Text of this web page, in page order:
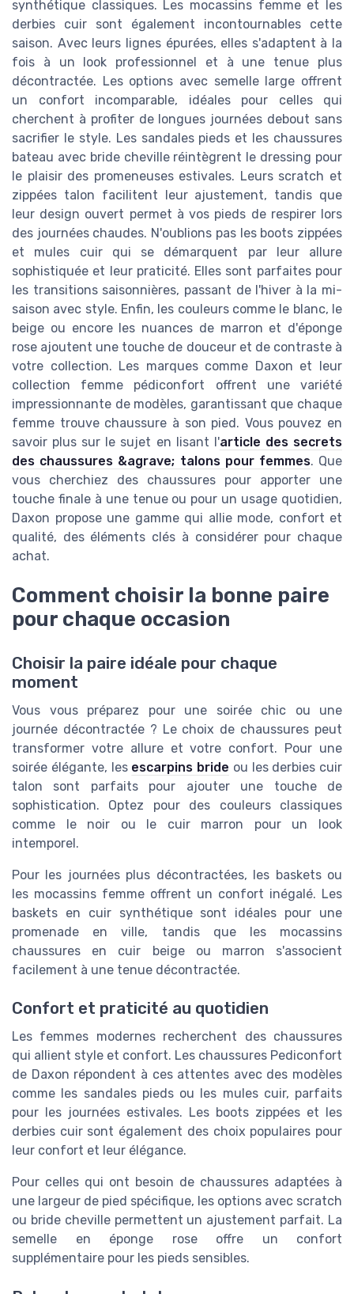
synthétique classiques. Les mocassins femme et les
derbies cuir sont également incontournables cette
saison. Avec leurs lignes épurées, elles s'adaptent à la
fois à un look professionnel et à une tenue plus
décontractée. Les options avec semelle large offrent
un confort incomparable, idéales pour celles qui
cherchent à profiter de longues journées debout sans
sacrifier le style. Les sandales pieds et les chaussures
bateau avec bride cheville réintègrent le dressing pour
le plaisir des promeneuses estivales. Leurs scratch et
zippées talon facilitent leur ajustement, tandis que
leur design ouvert permet à vos pieds de respirer lors
des journées chaudes. N'oublions pas les boots zippées
et mules cuir qui se démarquent par leur allure
sophistiquée et leur praticité. Elles sont parfaites pour
les transitions saisonnières, passant de l'hiver à la mi-
saison avec style. Enfin, les couleurs comme le blanc, le
beige ou encore les nuances de marron et d'éponge
rose ajoutent une touche de douceur et de contraste à
votre collection. Les marques comme Daxon et leur
collection femme pédiconfort offrent une variété
impressionnante de modèles, garantissant que chaque
femme trouve chaussure à son pied. Vous pouvez en
savoir plus sur le sujet en lisant l'article des secrets
des chaussures &agrave; talons pour femmes. Que
vous cherchiez des chaussures pour apporter une
touche finale à une tenue ou pour un usage quotidien,
Daxon propose une gamme qui allie mode, confort et
qualité, des éléments clés à considérer pour chaque
achat.
Comment choisir la bonne paire
pour chaque occasion
Choisir la paire idéale pour chaque
moment
Vous vous préparez pour une soirée chic ou une
journée décontractée ? Le choix de chaussures peut
transformer votre allure et votre confort. Pour une
soirée élégante, les escarpins bride ou les derbies cuir
talon sont parfaits pour ajouter une touche de
sophistication. Optez pour des couleurs classiques
comme le noir ou le cuir marron pour un look
intemporel.
Pour les journées plus décontractées, les baskets ou
les mocassins femme offrent un confort inégalé. Les
baskets en cuir synthétique sont idéales pour une
promenade en ville, tandis que les mocassins
chaussures en cuir beige ou marron s'associent
facilement à une tenue décontractée.
Confort et praticité au quotidien
Les femmes modernes recherchent des chaussures
qui allient style et confort. Les chaussures Pediconfort
de Daxon répondent à ces attentes avec des modèles
comme les sandales pieds ou les mules cuir, parfaits
pour les journées estivales. Les boots zippées et les
derbies cuir sont également des choix populaires pour
leur confort et leur élégance.
Pour celles qui ont besoin de chaussures adaptées à
une largeur de pied spécifique, les options avec scratch
ou bride cheville permettent un ajustement parfait. La
semelle en éponge rose offre un confort
supplémentaire pour les pieds sensibles.